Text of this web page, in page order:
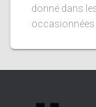
donné dans
occasionnées